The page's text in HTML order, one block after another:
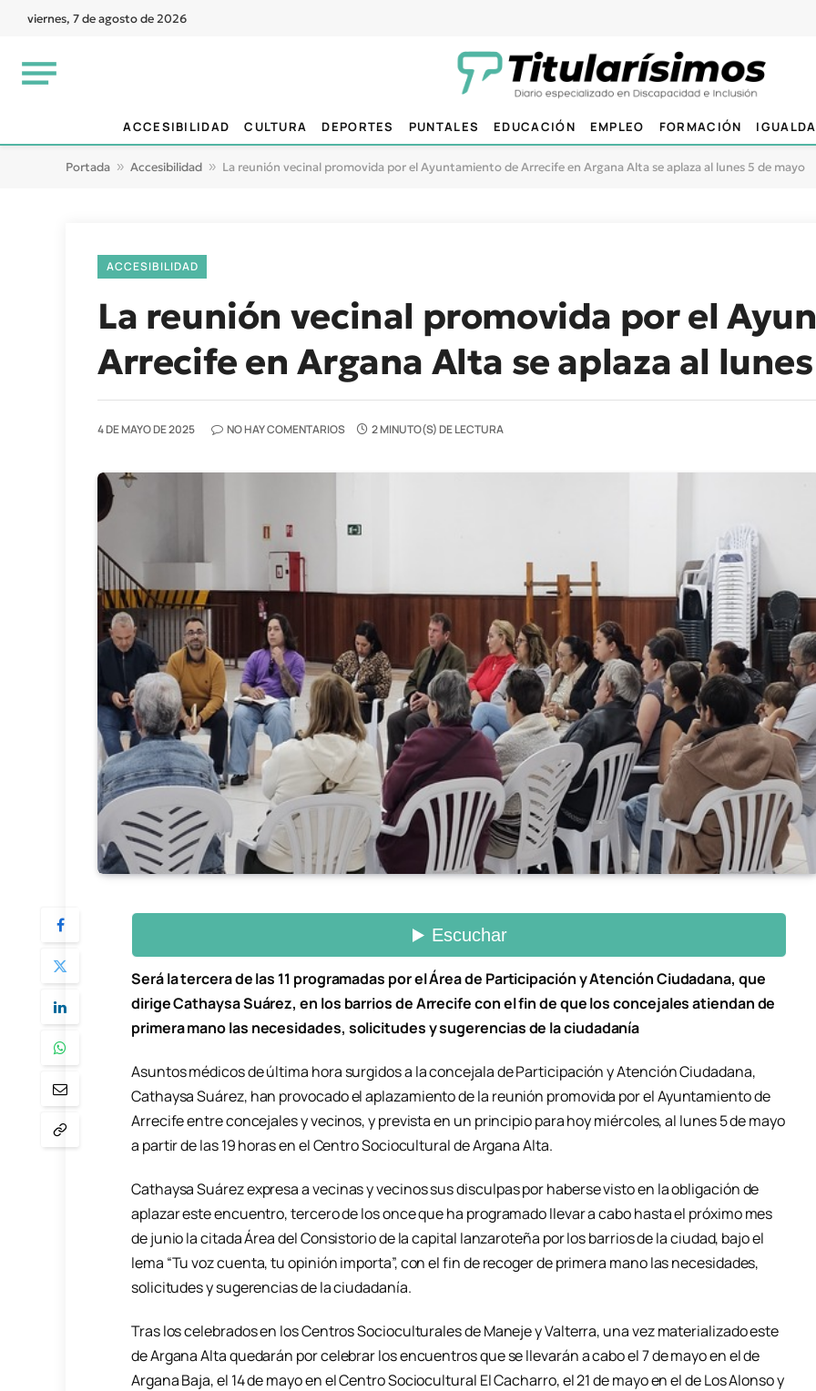
viernes, 7 de agosto de 2026
ACCESIBILIDAD CULTURA DEPORTES PUNTALES EDUCACIÓN EMPLEO FORMACIÓN
Portada » Accesibilidad » La reunión vecinal promovida por el Ayuntamiento de Arrecife en Argana Alta se aplaza al lunes 5 de mayo
ACCESIBILIDAD
La reunión vecinal promovida por el
Arrecife en Argana Alta se aplaza al
4 DE MAYO DE 2025 NO HAY COMENTARIOS 2 MINUTO(S) DE LECTURA
Será la tercera de las 11 programadas por el Área de Participación y Atención Ciudadana, que
dirige Cathaysa Suárez, en los barrios de Arrecife con el fin de que los concejales atiendan de
primera mano las necesidades, solicitudes y sugerencias de la ciudadanía
Asuntos médicos de última hora surgidos a la concejala de Participación y Atención Ciudadana,
Cathaysa Suárez, han provocado el aplazamiento de la reunión promovida por el Ayuntamiento de
Arrecife entre concejales y vecinos, y prevista en un principio para hoy miércoles, al lunes 5 de mayo
a partir de las 19 horas en el Centro Sociocultural de Argana Alta.
Cathaysa Suárez expresa a vecinas y vecinos sus disculpas por haberse visto en la obligación de
aplazar este encuentro, tercero de los once que ha programado llevar a cabo hasta el próximo mes
de junio la citada Área del Consistorio de la capital lanzaroteña por los barrios de la ciudad, bajo el
lema “Tu voz cuenta, tu opinión importa”, con el fin de recoger de primera mano las necesidades,
solicitudes y sugerencias de la ciudadanía.
Tras los celebrados en los Centros Socioculturales de Maneje y Valterra, una vez materializado este
de Argana Alta quedarán por celebrar los encuentros que se llevarán a cabo el 7 de mayo en el de
Argana Baja, el 14 de mayo en el Centro Sociocultural El Cacharro, el 21 de mayo en el de Los Alonso y